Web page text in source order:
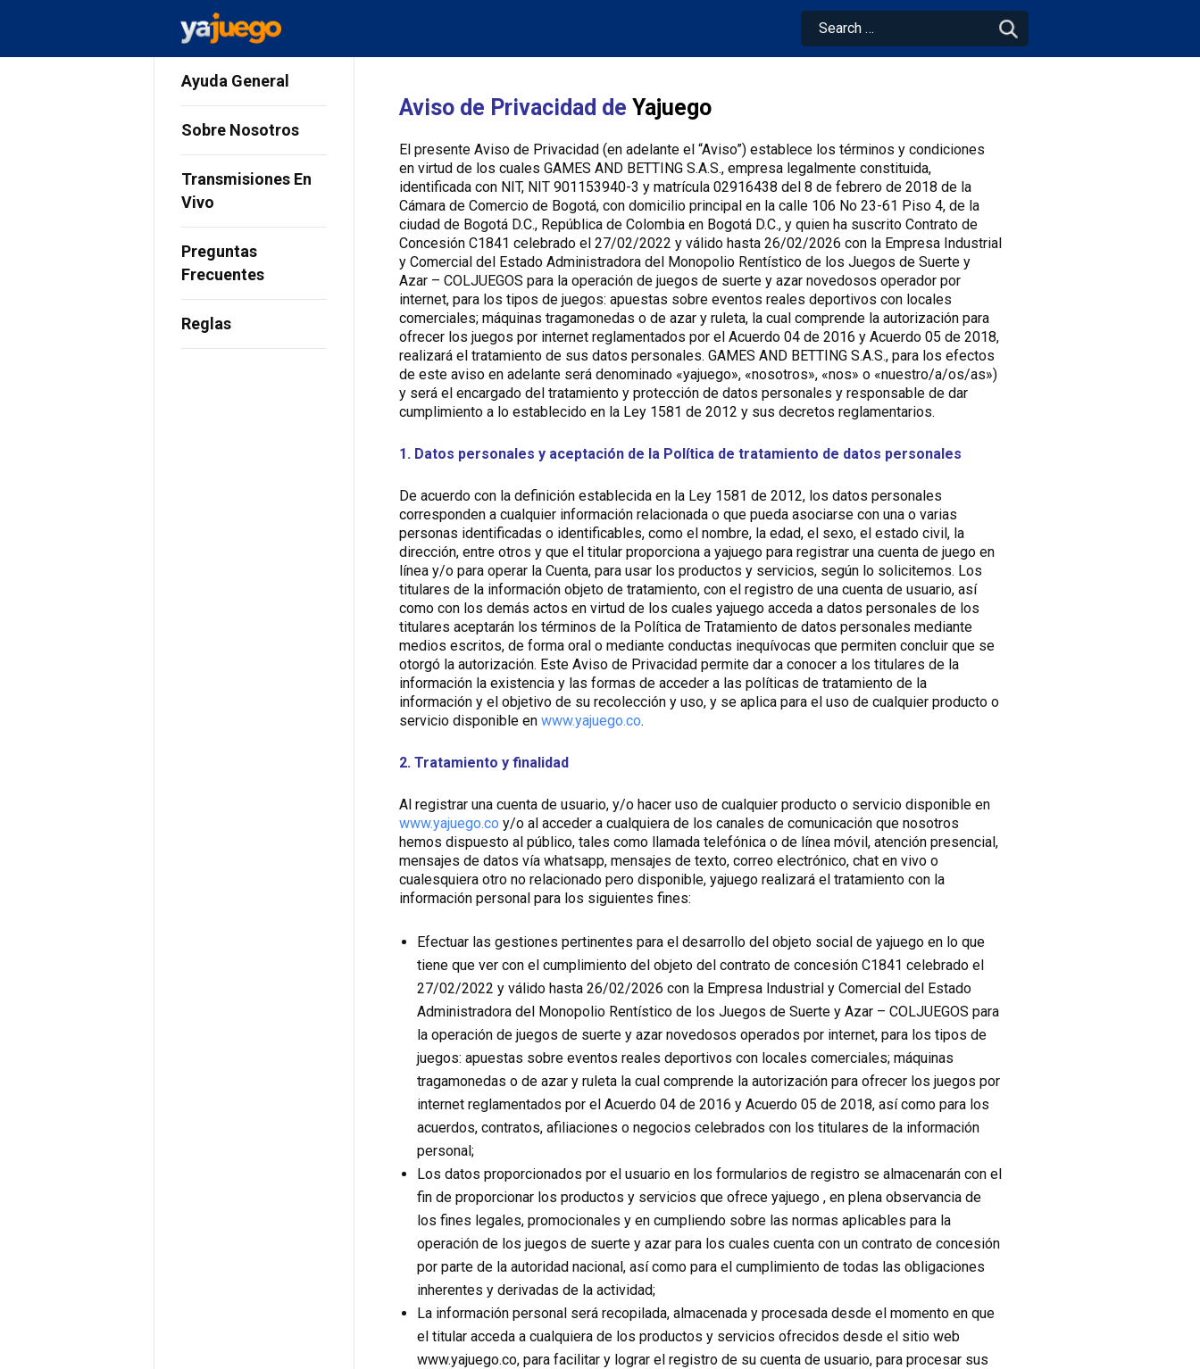
Ayuda General
Sobre Nosotros
Transmisiones En
Vivo
Preguntas
Frecuentes
Reglas
Aviso de Privacidad de Yajuego
El presente Aviso de Privacidad (en adelante el “Aviso”) establece los términos y condiciones
en virtud de los cuales GAMES AND BETTING S.A.S., empresa legalmente constituida,
identificada con NIT, NIT 901153940-3 y matrícula 02916438 del 8 de febrero de 2018 de la
Cámara de Comercio de Bogotá, con domicilio principal en la calle 106 No 23-61 Piso 4, de la
ciudad de Bogotá D.C., República de Colombia en Bogotá D.C., y quien ha suscrito Contrato de
Concesión C1841 celebrado el 27/02/2022 y válido hasta 26/02/2026 con la Empresa Industrial
y Comercial del Estado Administradora del Monopolio Rentístico de los Juegos de Suerte y
Azar – COLJUEGOS para la operación de juegos de suerte y azar novedosos operador por
internet, para los tipos de juegos: apuestas sobre eventos reales deportivos con locales
comerciales; máquinas tragamonedas o de azar y ruleta, la cual comprende la autorización para
ofrecer los juegos por internet reglamentados por el Acuerdo 04 de 2016 y Acuerdo 05 de 2018,
realizará el tratamiento de sus datos personales. GAMES AND BETTING S.A.S., para los efectos
de este aviso en adelante será denominado «yajuego», «nosotros», «nos» o «nuestro/a/os/as»)
y será el encargado del tratamiento y protección de datos personales y responsable de dar
cumplimiento a lo establecido en la Ley 1581 de 2012 y sus decretos reglamentarios.
1. Datos personales y aceptación de la Política de tratamiento de datos personales
De acuerdo con la definición establecida en la Ley 1581 de 2012, los datos personales
corresponden a cualquier información relacionada o que pueda asociarse con una o varias
personas identificadas o identificables, como el nombre, la edad, el sexo, el estado civil, la
dirección, entre otros y que el titular proporciona a yajuego para registrar una cuenta de juego en
línea y/o para operar la Cuenta, para usar los productos y servicios, según lo solicitemos. Los
titulares de la información objeto de tratamiento, con el registro de una cuenta de usuario, así
como con los demás actos en virtud de los cuales yajuego acceda a datos personales de los
titulares aceptarán los términos de la Política de Tratamiento de datos personales mediante
medios escritos, de forma oral o mediante conductas inequívocas que permiten concluir que se
otorgó la autorización. Este Aviso de Privacidad permite dar a conocer a los titulares de la
información la existencia y las formas de acceder a las políticas de tratamiento de la
información y el objetivo de su recolección y uso, y se aplica para el uso de cualquier producto o
servicio disponible en www.yajuego.co.
2. Tratamiento y finalidad
Al registrar una cuenta de usuario, y/o hacer uso de cualquier producto o servicio disponible en
www.yajuego.co y/o al acceder a cualquiera de los canales de comunicación que nosotros
hemos dispuesto al público, tales como llamada telefónica o de línea móvil, atención presencial,
mensajes de datos vía whatsapp, mensajes de texto, correo electrónico, chat en vivo o
cualesquiera otro no relacionado pero disponible, yajuego realizará el tratamiento con la
información personal para los siguientes fines:
Efectuar las gestiones pertinentes para el desarrollo del objeto social de yajuego en lo que
tiene que ver con el cumplimiento del objeto del contrato de concesión C1841 celebrado el
27/02/2022 y válido hasta 26/02/2026 con la Empresa Industrial y Comercial del Estado
Administradora del Monopolio Rentístico de los Juegos de Suerte y Azar – COLJUEGOS para
la operación de juegos de suerte y azar novedosos operados por internet, para los tipos de
juegos: apuestas sobre eventos reales deportivos con locales comerciales; máquinas
tragamonedas o de azar y ruleta la cual comprende la autorización para ofrecer los juegos por
internet reglamentados por el Acuerdo 04 de 2016 y Acuerdo 05 de 2018, así como para los
acuerdos, contratos, afiliaciones o negocios celebrados con los titulares de la información
personal;
Los datos proporcionados por el usuario en los formularios de registro se almacenarán con el
fin de proporcionar los productos y servicios que ofrece yajuego , en plena observancia de
los fines legales, promocionales y en cumpliendo sobre las normas aplicables para la
operación de los juegos de suerte y azar para los cuales cuenta con un contrato de concesión
por parte de la autoridad nacional, así como para el cumplimiento de todas las obligaciones
inherentes y derivadas de la actividad;
La información personal será recopilada, almacenada y procesada desde el momento en que
el titular acceda a cualquiera de los productos y servicios ofrecidos desde el sitio web
www.yajuego.co, para facilitar y lograr el registro de su cuenta de usuario, para procesar sus